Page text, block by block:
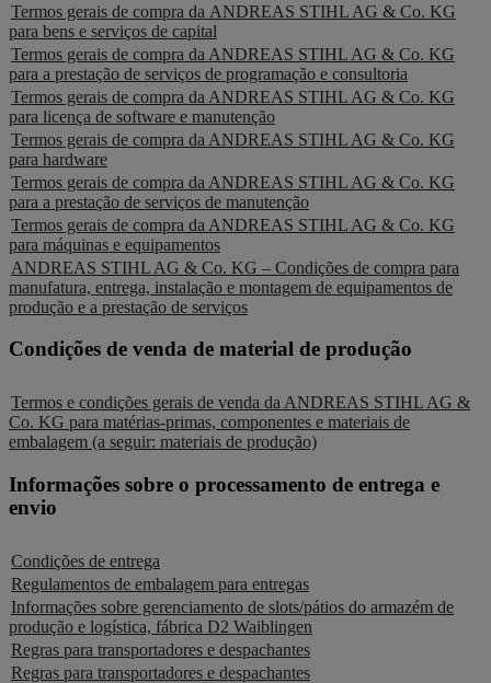
Termos gerais de compra da ANDREAS STIHL AG & Co. KG
para bens e serviços de capital
Termos gerais de compra da ANDREAS STIHL AG & Co. KG
para a prestação de serviços de programação e consultoria
Termos gerais de compra da ANDREAS STIHL AG & Co. KG
para licença de software e manutenção
Termos gerais de compra da ANDREAS STIHL AG & Co. KG
para hardware
Termos gerais de compra da ANDREAS STIHL AG & Co. KG
para a prestação de serviços de manutenção
Termos gerais de compra da ANDREAS STIHL AG & Co. KG
para máquinas e equipamentos
ANDREAS STIHL AG & Co. KG – Condições de compra para
manufatura, entrega, instalação e montagem de equipamentos de
produção e a prestação de serviços
Condições de venda de material de produção
Termos e condições gerais de venda da ANDREAS STIHL AG &
Co. KG para matérias-primas, componentes e materiais de
embalagem (a seguir: materiais de produção)
Informações sobre o processamento de entrega e
envio
Condições de entrega
Regulamentos de embalagem para entregas
Informações sobre gerenciamento de slots/pátios do armazém de
produção e logística, fábrica D2 Waiblingen
Regras para transportadores e despachantes
Regras para transportadores e despachantes